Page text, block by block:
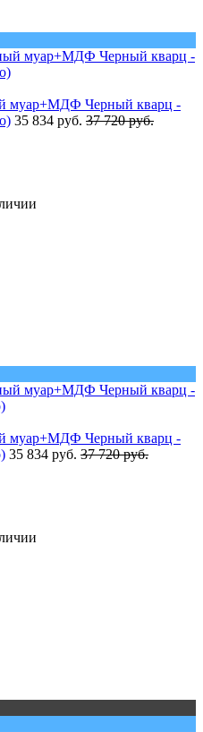
муар+МДФ Черный кварц -
35 834 руб. 37 720 руб.
муар+МДФ Черный кварц -
35 834 руб. 37 720 руб.